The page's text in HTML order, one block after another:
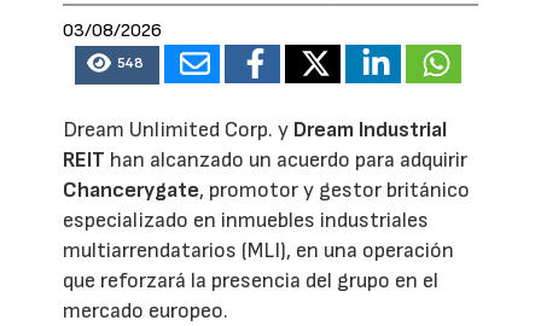
03/08/2026
548
Dream Unlimited Corp. y Dream Industrial
REIT han alcanzado un acuerdo para adquirir
Chancerygate, promotor y gestor británico
especializado en inmuebles industriales
multiarrendatarios (MLI), en una operación
que reforzará la presencia del grupo en el
mercado europeo.